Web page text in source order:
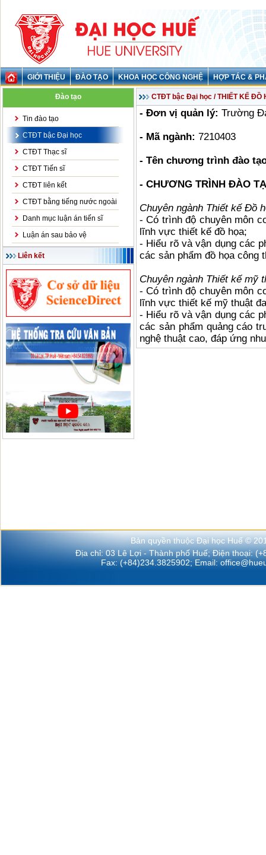
GIỚI THIỆU ĐÀO TẠO KHOA HỌC CÔNG NGHỆ HỢP TÁC &
Đào tạo
Tin đào tạo
CTĐT bậc Đại học
CTĐT Thạc sĩ
CTĐT Tiến sĩ
CTĐT liên kết
CTĐT bằng tiếng nước ngoài
Danh mục luận án tiến sĩ
Luận án sau bảo vệ
Liên kết
CTĐT bậc Đại học / THIẾT KẾ ĐỒ
- Đơn vị quản lý: Trường
- Mã ngành: 7210403
- Tên chương trình đào
- CHƯƠNG TRÌNH ĐÀO
Chuyên ngành Thiết kế Đồ
- Có trình độ chuyên môn
lĩnh vực thiết kế đồ họa;
- Hiểu rõ và vận dụng các
các sản phẩm đồ họa công
Chuyên ngành Thiết kế mỹ
- Có trình độ chuyên môn
lĩnh vực thiết kế mỹ thuật
- Hiểu rõ và vận dụng các
các sản phẩm quảng cáo
nghệ thuật cao, đáp ứng
Bản quyền thuộc Đại học Huế ©
Địa chỉ: 03 Lê Lợi - Thành phố Huế; Điện thoại:
Fax: (+84)234.3825902; Email: